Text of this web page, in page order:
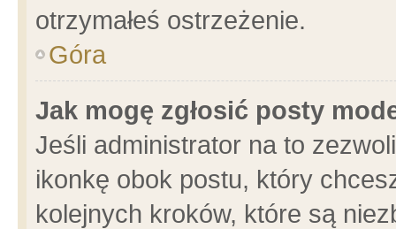
otrzymałeś ostrzeżenie.
Góra
Jak mogę zgłosić posty
Jeśli administrator na to
ikonkę obok postu, który
kolejnych kroków, które są